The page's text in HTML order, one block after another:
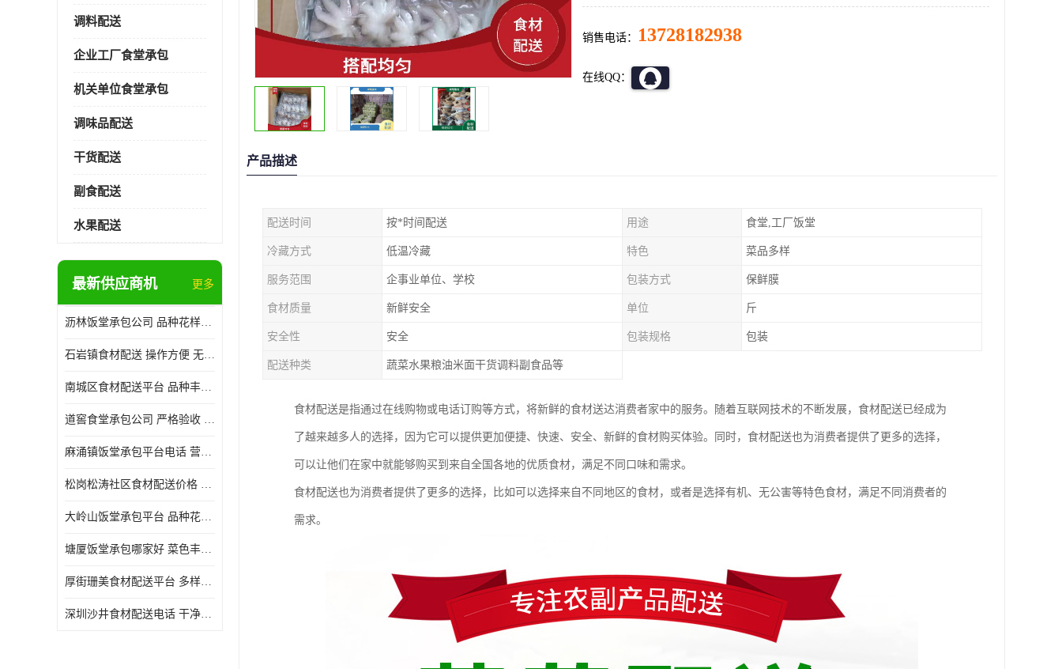
调料配送
企业工厂食堂承包
机关单位食堂承包
调味品配送
干货配送
副食配送
水果配送
最新供应商机 更多
沥林饭堂承包公司 品种花样丰富 提高员工饮食质量
石岩镇食材配送 操作方便 无需亲自管理
南城区食材配送平台 品种丰富 配送时间较短
道窖食堂承包公司 严格验收 维持供膳品质稳定
麻涌镇饭堂承包平台电话 营养均衡 定期推出新菜式
松岗松涛社区食材配送价格 搭配均匀 菜式品种类别多
大岭山饭堂承包平台 品种花样丰富 定期推出新菜式
塘厦饭堂承包哪家好 菜色丰富 大幅度降低食材成本
厚街珊美食材配送平台 多样化选择 提高膳食质量
深圳沙井食材配送电话 干净卫生 无需亲自管理
销售电话： 13728182938
在线QQ：
产品描述
配送时间 按*时间配送 用途 食堂,工厂饭堂
冷藏方式 低温冷藏 特色 菜品多样
服务范围 企事业单位、学校 包装方式 保鲜膜
食材质量 新鲜安全 单位 斤
安全性 安全 包装规格 包装
配送种类 蔬菜水果粮油米面干货调料副食品等
食材配送是指通过在线购物或电话订购等方式，将新鲜的食材送达消费者家中的服务。随着互联网技术的不断发展，食材配送已经成为
了越来越多人的选择，因为它可以提供更加便捷、快速、安全、新鲜的食材购买体验。同时，食材配送也为消费者提供了更多的选择，
可以让他们在家中就能够购买到来自全国各地的优质食材，满足不同口味和需求。
食材配送也为消费者提供了更多的选择，比如可以选择来自不同地区的食材，或者是选择有机、无公害等特色食材，满足不同消费者的
需求。